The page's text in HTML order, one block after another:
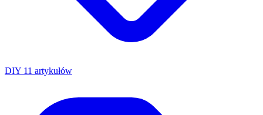
DIY 11 artykułów